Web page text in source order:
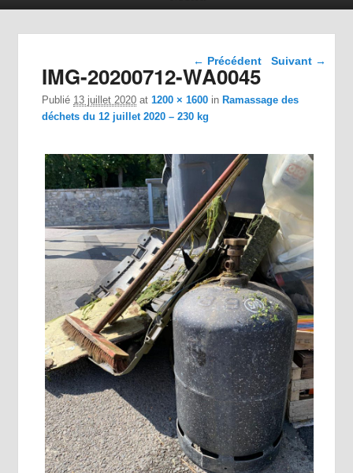
Navigation dans les
← Précédent Suivant →
IMG-20200712-WA0045
Publié 13 juillet 2020 at1200 × 1600 in Ramassage des
déchets du 12 juillet 2020 – 230 kg